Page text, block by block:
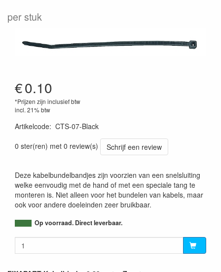
per stuk
€0.10
*Prijzen zijn inclusief btw
incl. 21% btw
Artikelcode: CTS-07-Black
0 ster(ren) met 0 review(s)
Schrijf een review
Deze kabelbundelbandjes zijn voorzien van een snelsluiting
welke eenvoudig met de hand of met een speciale tang te
monteren is. Niet alleen voor het bundelen van kabels, maar
ook voor andere doeleinden zeer bruikbaar.
Op voorraad. Direct leverbaar.